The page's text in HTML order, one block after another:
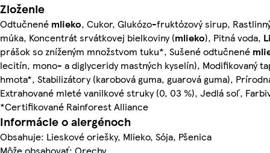
Zloženie
Odtučnené mlieko, Cukor, Glukózo-fruktózový sirup,
múka, Koncentrát srvátkovej bielkoviny (mlieko), Pitná voda,
prášok so zníženým množstvom tuku*, Sušené odtučnené
lecitín, mono- a diglyceridy mastných kyselín), Modifikovaný
hmota*, Stabilizátory (karobová guma, guarová guma),
Extrahované mleté vanilkové struky (0, 03 %), Jedlá soľ,
*Certifikované Rainforest Alliance
Informácie o alergénoch
Obsahuje: Lieskové oriešky, Mlieko, Sója, Pšenica